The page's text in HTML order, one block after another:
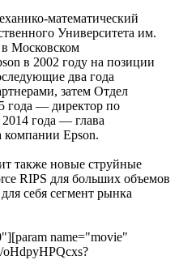
математический
Университета им.
Московском
в 2002 году на позиции
два года
затем Отдел
года — директор по
года — глава
компании Epson.
также новые струйные
RIPS для больших объемов
себя сегмент рынка
name="movie"